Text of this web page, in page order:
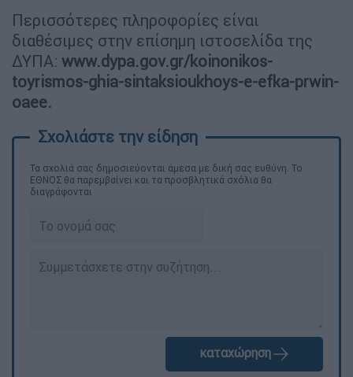
Περισσότερες πληροφορίες είναι
διαθέσιμες στην επίσημη ιστοσελίδα της
ΔΥΠΑ: www.dypa.gov.gr/koinonikos-
toyrismos-ghia-sintaksioukhoys-e-efka-prwin-
oaee.
Τα σχολιά σας δημοσιεύονται άμεσα με δική σας ευθύνη. Το
ΕΘΝΟΣ θα παρεμβαίνει και τα προσβλητικά σχόλια θα
διαγράφονται
καταχώρηση